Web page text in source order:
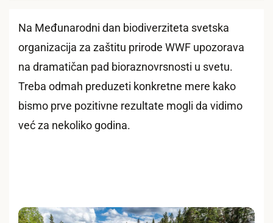
Na Međunarodni dan biodiverziteta svetska
organizacija za zaštitu prirode WWF upozorava
na dramatičan pad bioraznovrsnosti u svetu.
Treba odmah preduzeti konkretne mere kako
bismo prve pozitivne rezultate mogli da vidimo
već za nekoliko godina.